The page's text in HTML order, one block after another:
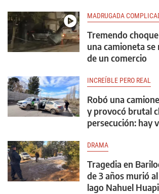
MADRUGADA
Tremendo
una camioneta
de un comercio
INCREÍBLE PERO REAL
Robó una
y provocó brutal
persecución: hay
DRAMA
Tragedia en
de 3 años murió
lago Nahuel Huapi